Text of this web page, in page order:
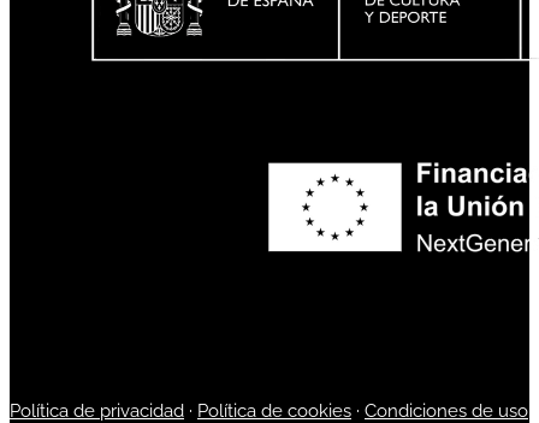
Política de privacidad · Política de cookies · Condiciones de uso